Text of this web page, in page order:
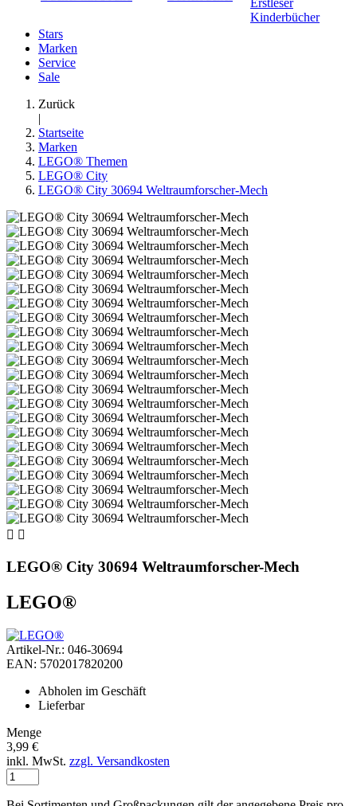
Kinderbücher
Stars
Marken
Service
Sale
Zurück
|
Startseite
Marken
LEGO® Themen
LEGO® City
LEGO® City 30694 Weltraumforscher-Mech
 
LEGO® City 30694 Weltraumforscher-Mech
LEGO®
Artikel-Nr.: 046-30694
EAN: 5702017820200
Abholen im Geschäft
Lieferbar
Menge
3,99 €
inkl. MwSt. zzgl. Versandkosten